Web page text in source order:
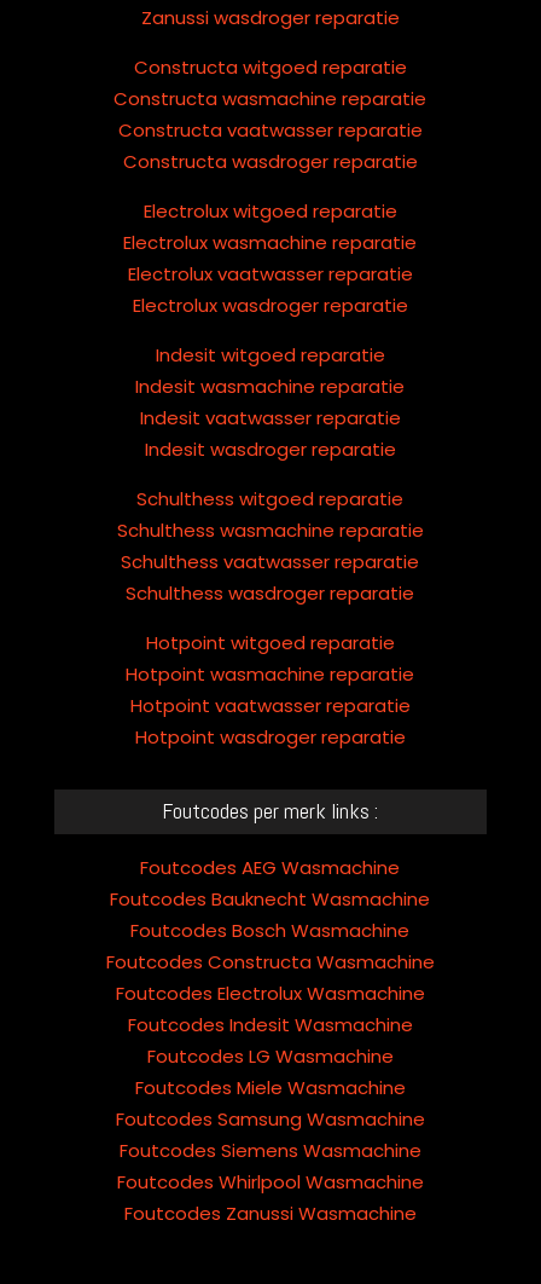
Zanussi wasdroger reparatie
Constructa witgoed reparatie
Constructa wasmachine reparatie
Constructa vaatwasser reparatie
Constructa wasdroger reparatie
Electrolux witgoed reparatie
Electrolux wasmachine reparatie
Electrolux vaatwasser reparatie
Electrolux wasdroger reparatie
Indesit witgoed reparatie
Indesit wasmachine reparatie
Indesit vaatwasser reparatie
Indesit wasdroger reparatie
Schulthess witgoed reparatie
Schulthess wasmachine reparatie
Schulthess vaatwasser reparatie
Schulthess wasdroger reparatie
Hotpoint witgoed reparatie
Hotpoint wasmachine reparatie
Hotpoint vaatwasser reparatie
Hotpoint wasdroger reparatie
Foutcodes per merk links :
Foutcodes AEG Wasmachine
Foutcodes Bauknecht Wasmachine
Foutcodes Bosch Wasmachine
Foutcodes Constructa Wasmachine
Foutcodes Electrolux Wasmachine
Foutcodes Indesit Wasmachine
Foutcodes LG Wasmachine
Foutcodes Miele Wasmachine
Foutcodes Samsung Wasmachine
Foutcodes Siemens Wasmachine
Foutcodes Whirlpool Wasmachine
Foutcodes Zanussi Wasmachine